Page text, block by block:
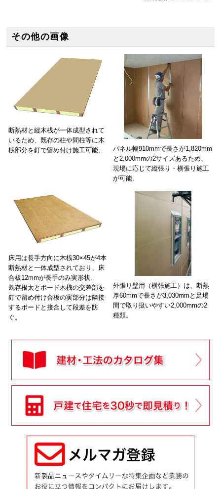
その他の画像
断熱材と縦木桟が一体成型されて
いるため、既存の柱や間柱等に木
桟部分を釘で留め付け施工可能。
パネル幅910mmで長さが1,820mm
と2,000mmの2サイズあるため、
現場に応じて縦張り・横張り施工
が可能。
床用は長手方向に木桟30×45が4本
断熱材と一体成型されており、床
合板12mmが長手のみ実形状。
既存根太とボード木桟の交差部を
釘で留め付け合板の実部分は隣接
するボードと接合して段差を防
ぐ。
外張り壁用（横張施工）は、断熱
厚60mmで長さが3,030mmと足場
間で取り扱いやすい2,000mmの2
種類。